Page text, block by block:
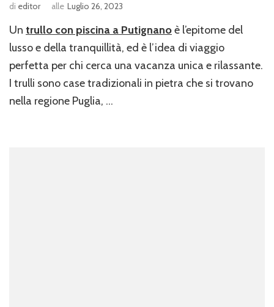
di editor alle Luglio 26, 2023
Un trullo con piscina a Putignanoè l’epitome del
lusso e della tranquillità, ed è l’idea di viaggio
perfetta per chi cerca una vacanza unica e rilassante.
I trulli sono case tradizionali in pietra che si trovano
nella regione Puglia, …